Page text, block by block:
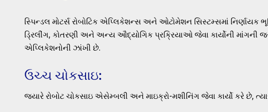
સ્પિન્ડલ મોટર્સ રોબોટિક એપ્લિકેશન્સ અને ઓટોમેશન સિસ્ટમ્સમાં નિર્ણાયક
ડ્રિલીંગ, કોતરણી અને અન્ય ઔદ્યોગિક પ્રક્રિયાઓ જેવા કાર્યોની માંગની
એપ્લિકેશનોની ઝાંખી છે.
ઉચ્ચ ચોકસાઇ:
જ્યારે રોબોટ ચોકસાઇ એસેમ્બલી અને માઇક્રો-મશીનિંગ જેવા કાર્યો કરે છે,